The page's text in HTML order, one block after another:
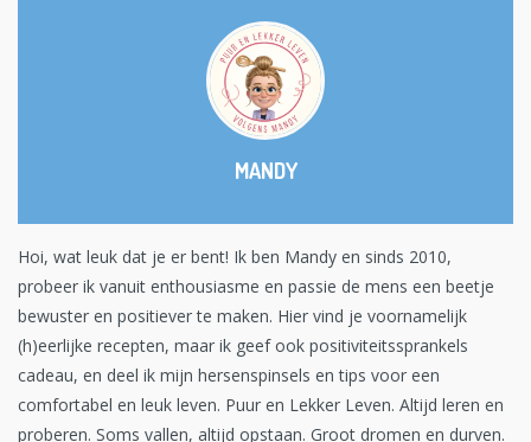
MANDY
Hoi, wat leuk dat je er bent! Ik ben Mandy en sinds 2010,
probeer ik vanuit enthousiasme en passie de mens een beetje
bewuster en positiever te maken. Hier vind je voornamelijk
(h)eerlijke recepten, maar ik geef ook positiviteitssprankels
cadeau, en deel ik mijn hersenspinsels en tips voor een
comfortabel en leuk leven. Puur en Lekker Leven. Altijd leren en
proberen. Soms vallen, altijd opstaan. Groot dromen en durven.